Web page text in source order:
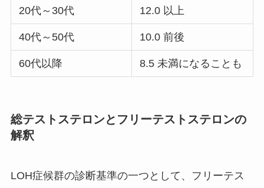
20代～30代 12.0 以上
40代～50代 10.0 前後
60代以降 8.5 未満になることも
総テストステロンとフリーテストステロンの
解釈
LOH症候群の診断基準の一つとして、フリーテス